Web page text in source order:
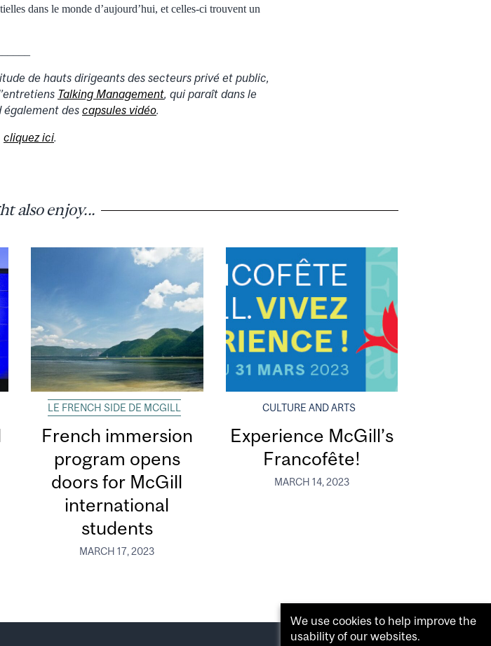
dans le monde d’aujourd’hui, et celles-ci trouvent un
de hauts dirigeants des secteurs privé et public,
Talking Management, qui paraît dans le
également des capsules vidéo.
cliquez ici.
also enjoy...
LE FRENCH SIDE DE MCGILL
French immersion
program opens
doors for McGill
international
students
MARCH 17, 2023
CULTURE AND ARTS
Experience McGill’s
Francofête!
MARCH 14, 2023
We use cookies to help improve the
usability of our websites.